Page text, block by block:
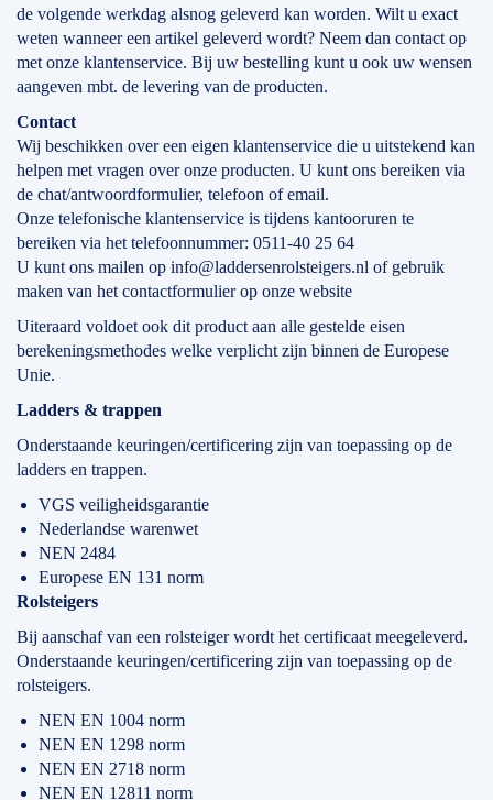
de volgende werkdag alsnog geleverd kan worden. Wilt u exact
weten wanneer een artikel geleverd wordt? Neem dan contact op
met onze klantenservice. Bij uw bestelling kunt u ook uw wensen
aangeven mbt. de levering van de producten.
Contact
Wij beschikken over een eigen klantenservice die u uitstekend kan
helpen met vragen over onze producten. U kunt ons bereiken via
de chat/antwoordformulier, telefoon of email.
Onze telefonische klantenservice is tijdens kantooruren te
bereiken via het telefoonnummer: 0511-40 25 64
U kunt ons mailen op info@laddersenrolsteigers.nl of gebruik
maken van het contactformulier op onze website
Uiteraard voldoet ook dit product aan alle gestelde eisen
berekeningsmethodes welke verplicht zijn binnen de Europese
Unie.
Ladders & trappen
Onderstaande keuringen/certificering zijn van toepassing op de
ladders en trappen.
VGS veiligheidsgarantie
Nederlandse warenwet
NEN 2484
Europese EN 131 norm
Rolsteigers
Bij aanschaf van een rolsteiger wordt het certificaat meegeleverd.
Onderstaande keuringen/certificering zijn van toepassing op de
rolsteigers.
NEN EN 1004 norm
NEN EN 1298 norm
NEN EN 2718 norm
NEN EN 12811 norm